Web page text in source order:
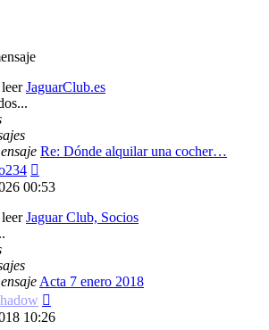
JaguarClub.es
Re: Dónde alquilar una cocher…
último
00:53
Jaguar Club, Socios
Acta 7 enero 2018
último
10:26